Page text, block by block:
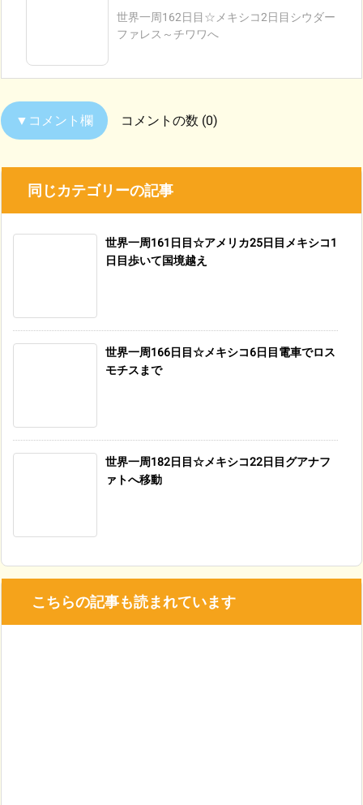
世界一周162日目☆メキシコ2日目シウダー
ファレス～チワワへ
コメントの数 (0)
同じカテゴリーの記事
世界一周161日目☆アメリカ25日目メキシコ1
日目歩いて国境越え
世界一周166日目☆メキシコ6日目電車でロス
モチスまで
世界一周182日目☆メキシコ22日目グアナフ
ァトへ移動
こちらの記事も読まれています